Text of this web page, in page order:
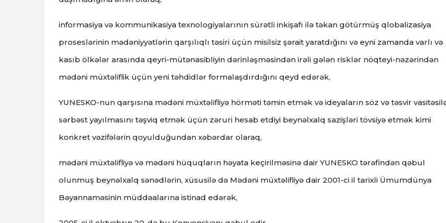
informasiya və kommunikasiya texnologiyalarının sürətli inkişafı ilə təkan götürmüş qlobalizasiya
proseslərinin mədəniyyətlərin qarşılıqlı təsiri üçün misilsiz şərait yaratdığını və eyni zamanda varlı və
kasıb ölkələr arasında qeyri-mütənasibliyin dərinləşməsindən irəli gələn risklər nöqteyi-nəzərindən
mədəni müxtəliflik üçün yeni təhdidlər formalaşdırdığını qeyd edərək,
YUNESKO-nun qarşısına mədəni müxtəlifliyə hörməti təmin etmək və ideyaların söz və təsvir
sərbəst yayılmasını təşviq etmək üçün zəruri hesab etdiyi beynəlxalq sazişləri tövsiyə etmək kimi
konkret vəzifələrin qoyulduğundan xəbərdar olaraq,
mədəni müxtəlifliyə və mədəni hüquqların həyata keçirilməsinə dair YUNESKO tərəfindən qəbul
olunmuş beynəlxalq sənədlərin, xüsusilə də Mədəni müxtəlifliyə dair 2001-ci il tarixli Ümumdünya
Bəyannaməsinin müddəalarına istinad edərək,